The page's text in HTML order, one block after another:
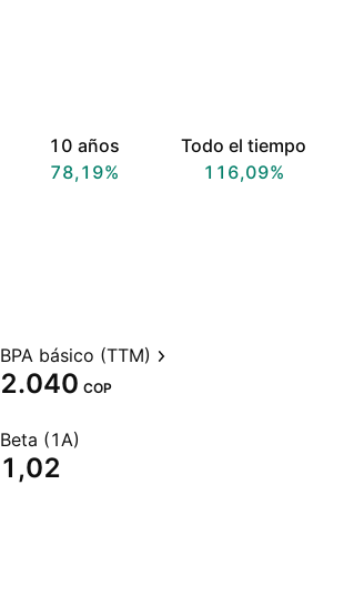
10 años
78,19%
Todo el tiempo
116,09%
BPA básico (TTM)
2.040 COP
Beta (1A)
1,02